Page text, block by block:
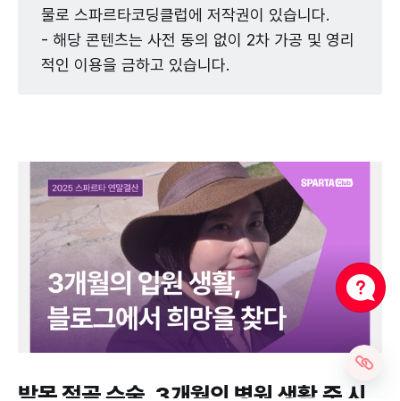
물로 스파르타코딩클럽에 저작권이 있습니다.
- 해당 콘텐츠는 사전 동의 없이 2차 가공 및 영리
적인 이용을 금하고 있습니다.
발목 절골 수술, 3개월의 병원 생활 중 시